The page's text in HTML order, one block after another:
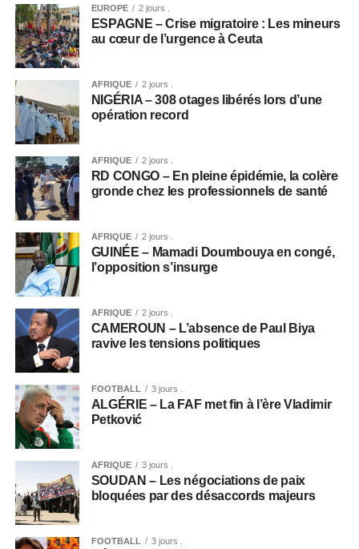
EUROPE 2 jours .
ESPAGNE – Crise migratoire : Les mineurs
au cœur de l’urgence à Ceuta
AFRIQUE 2 jours .
NIGÉRIA – 308 otages libérés lors d’une
opération record
AFRIQUE 2 jours .
RD CONGO – En pleine épidémie, la colère
gronde chez les professionnels de santé
AFRIQUE 2 jours .
GUINÉE – Mamadi Doumbouya en congé,
l’opposition s’insurge
AFRIQUE 2 jours .
CAMEROUN – L’absence de Paul Biya
ravive les tensions politiques
FOOTBALL 3 jours .
ALGÉRIE – La FAF met fin à l’ère Vladimir
Petković
AFRIQUE 3 jours .
SOUDAN – Les négociations de paix
bloquées par des désaccords majeurs
FOOTBALL 3 jours .